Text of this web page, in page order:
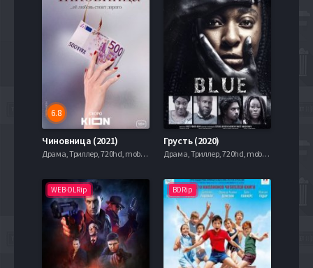
6.8
Чиновница (2021)
Драма, Триллер, 720hd, mobilen,
Грусть (2020)
Драма, Триллер, 720hd, mobilen,
WEB-DLRip BDRip